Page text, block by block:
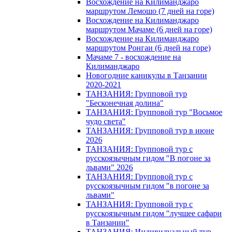
Восхождение на Килиманджаро
маршрутом Лемошо (7 дней на горе)
Восхождение на Килиманджаро
маршрутом Мачаме (6 дней на горе)
Восхождение на Килиманджаро
маршрутом Ронгаи (6 дней на горе)
Мачаме 7 - восхождение на
Килиманджаро
Новогодние каникулы в Танзании
2020-2021
ТАНЗАНИЯ: Групповой тур
"Бесконечная долина"
ТАНЗАНИЯ: Групповой тур "Восьмое
чудо света"
ТАНЗАНИЯ: Групповой тур в июне
2026
ТАНЗАНИЯ: Групповой тур с
русскоязычным гидом "В погоне за
львами" 2026
ТАНЗАНИЯ: Групповой тур с
русскоязычным гидом "в погоне за
львами"
ТАНЗАНИЯ: Групповой тур с
русскоязычным гидом "лучшее сафари
в Танзании"